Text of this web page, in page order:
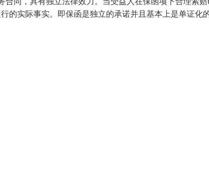
的实际事实。即保函是独立的承诺并且基本上是单证化